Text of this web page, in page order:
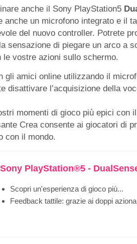
anche il Sony PlayStation5
anche un microfono integrato e il
del nuovo controller. Potrete
sensazione di piegare un arco a
le vostre azioni sullo schermo.
gli amici online utilizzando il
disattivare l’acquisizione della
momenti di gioco più epici con
Crea consente ai giocatori di
con il mondo.
Sony PlayStation®5 -
Scopri un'esperienza di gioco più...
Feedback tattile: grazie ai doppi